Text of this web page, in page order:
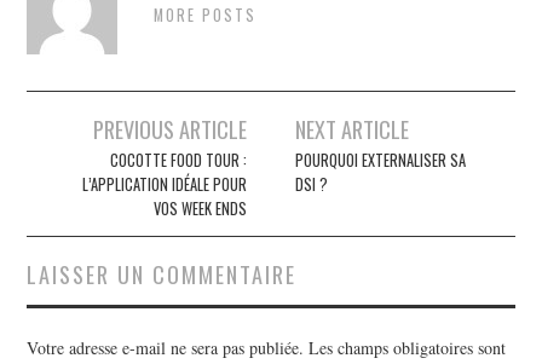
MORE POSTS
Navigation des articles
PREVIOUS ARTICLE
COCOTTE FOOD TOUR :
L’APPLICATION IDÉALE POUR
VOS WEEK ENDS
NEXT ARTICLE
POURQUOI EXTERNALISER SA
DSI ?
LAISSER UN COMMENTAIRE
Votre adresse e-mail ne sera pas publiée. Les champs obligatoires sont